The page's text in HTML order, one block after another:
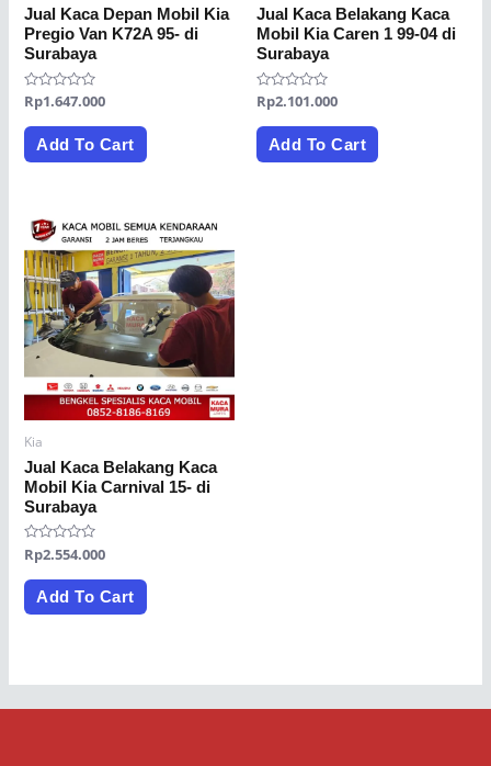
Jual Kaca Depan Mobil Kia
Pregio Van K72A 95- di
Surabaya
Rated
out
Rp1.647.000
Add To Cart
Jual Kaca Belakang Kaca
Mobil Kia Caren 1 99-04 di
Surabaya
Rated
out
Rp2.101.000
Add To Cart
Kia
Jual Kaca Belakang Kaca
Mobil Kia Carnival 15- di
Surabaya
Rated
0
out
Rp2.554.000
Add To Cart